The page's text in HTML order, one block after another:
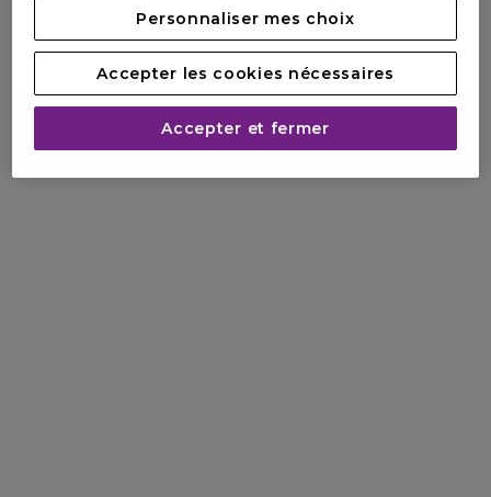
Personnaliser mes choix
Accepter les cookies nécessaires
Accepter et fermer